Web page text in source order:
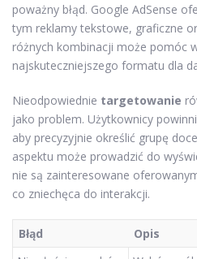
poważny błąd. Google AdSense
tym reklamy tekstowe, graficzne
różnych kombinacji może pomóc
najskuteczniejszego formatu dla
Nieodpowiednie targetowanie
jako problem. Użytkownicy
aby precyzyjnie określić grupę
aspektu może prowadzić do
nie są zainteresowane
co zniechęca do interakcji.
Błąd
Opis